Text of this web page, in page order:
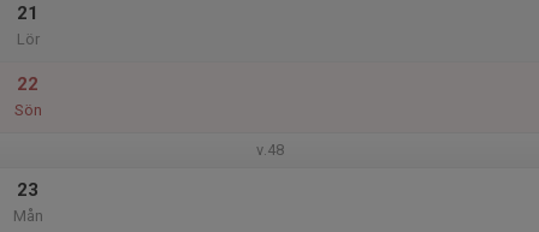
21
Lör
22
Sön
v.48
23
Mån